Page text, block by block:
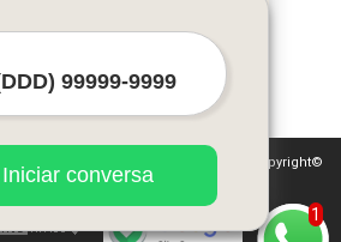
Mapa do site
Mais Serviços
à proteção de direitos autorais. Copyright©
19/02/1998)
1
Iniciar conversa